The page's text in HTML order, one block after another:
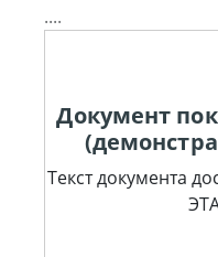
....
Документ
Текст документа